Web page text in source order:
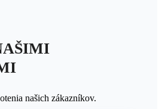
našich zákazníkov.